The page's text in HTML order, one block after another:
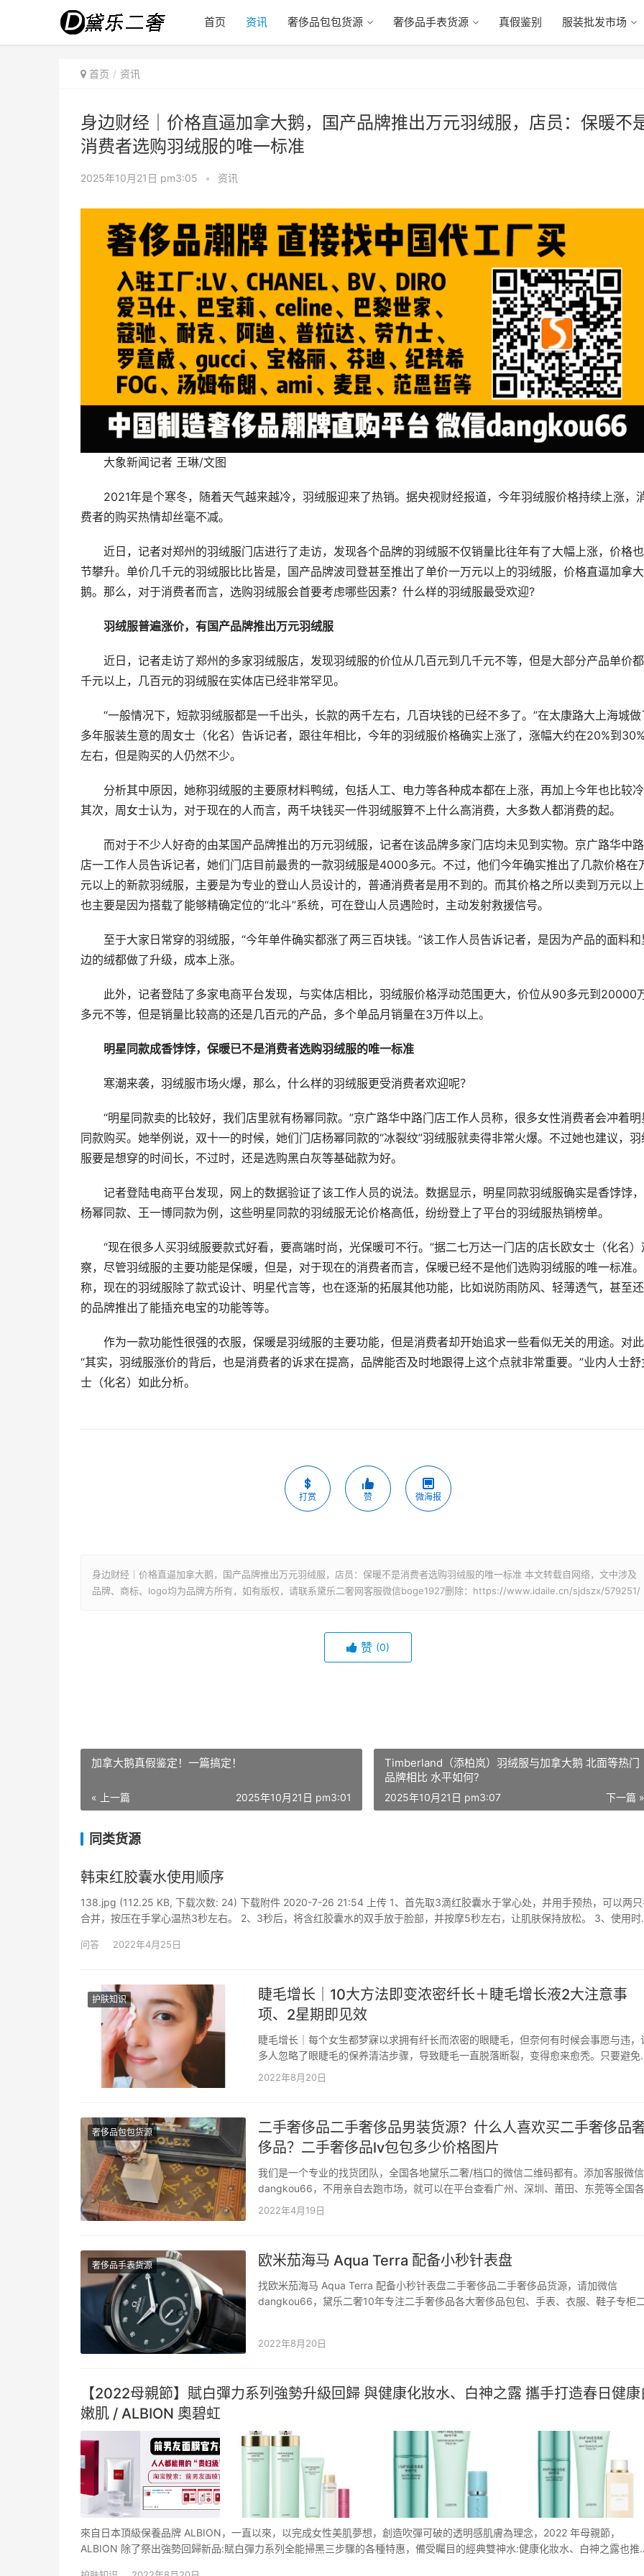
首页 资讯 奢侈品包包货源 奢侈品手表货源 真假鉴别 服装批发市场
首页 资讯
身边财经｜价格直逼加拿大鹅，国产品牌推出万元羽绒服，店员：保暖不
消费者选购羽绒服的唯一标准
2025年10月21日 pm3:05 • 资讯
大象新闻记者 王琳/文图
2021年是个寒冬，随着天气越来越冷，羽绒服迎来了热销。据央视财经报道，今年羽绒服价格持续上涨，
费者的购买热情却丝毫不减。
近日，记者对郑州的羽绒服门店进行了走访，发现各个品牌的羽绒服不仅销量比往年有了大幅上涨，价格
节攀升。单价几千元的羽绒服比比皆是，国产品牌波司登甚至推出了单价一万元以上的羽绒服，价格直逼加拿大
鹅。那么，对于消费者而言，选购羽绒服会首要考虑哪些因素？什么样的羽绒服最受欢迎?
羽绒服普遍涨价，有国产品牌推出万元羽绒服
近日，记者走访了郑州的多家羽绒服店，发现羽绒服的价位从几百元到几千元不等，但是大部分产品单价
千元以上，几百元的羽绒服在实体店已经非常罕见。
“一般情况下，短款羽绒服都是一千出头，长款的两千左右，几百块钱的已经不多了。”在太康路大上海城做
多年服装生意的周女士（化名）告诉记者，跟往年相比，今年的羽绒服价格确实上涨了，涨幅大约在20%到
左右，但是购买的人仍然不少。
分析其中原因，她称羽绒服的主要原材料鸭绒，包括人工、电力等各种成本都在上涨，再加上今年也比较
其次，周女士认为，对于现在的人而言，两千块钱买一件羽绒服算不上什么高消费，大多数人都消费的起。
而对于不少人好奇的由某国产品牌推出的万元羽绒服，记者在该品牌多家门店均未见到实物。京广路华中
店一工作人员告诉记者，她们门店目前最贵的一款羽绒服是4000多元。不过，他们今年确实推出了几款价格在
元以上的新款羽绒服，主要是为专业的登山人员设计的，普通消费者是用不到的。而其价格之所以卖到万元以
也主要是因为搭载了能够精确定位的“北斗”系统，可在登山人员遇险时，主动发射救援信号。
至于大家日常穿的羽绒服，“今年单件确实都涨了两三百块钱。”该工作人员告诉记者，是因为产品的面料和
边的绒都做了升级，成本上涨。
此外，记者登陆了多家电商平台发现，与实体店相比，羽绒服价格浮动范围更大，价位从90多元到20000
多元不等，但是销量比较高的还是几百元的产品，多个单品月销量在3万件以上。
明星同款成香饽饽，保暖已不是消费者选购羽绒服的唯一标准
寒潮来袭，羽绒服市场火爆，那么，什么样的羽绒服更受消费者欢迎呢？
“明星同款卖的比较好，我们店里就有杨幂同款。”京广路华中路门店工作人员称，很多女性消费者会冲着明
同款购买。她举例说，双十一的时候，她们门店杨幂同款的“冰裂纹”羽绒服就卖得非常火爆。不过她也建议，羽
服要是想穿的时间长，不过时，还是选购黑白灰等基础款为好。
记者登陆电商平台发现，网上的数据验证了该工作人员的说法。数据显示，明星同款羽绒服确实是香饽饽
杨幂同款、王一博同款为例，这些明星同款的羽绒服无论价格高低，纷纷登上了平台的羽绒服热销榜单。
“现在很多人买羽绒服要款式好看，要高端时尚，光保暖可不行。”据二七万达一门店的店长欧女士（化名）
察，尽管羽绒服的主要功能是保暖，但是，对于现在的消费者而言，保暖已经不是他们选购羽绒服的唯一标准
称，现在的羽绒服除了款式设计、明星代言等，也在逐渐的拓展其他功能，比如说防雨防风、轻薄透气，甚至
的品牌推出了能插充电宝的功能等等。
作为一款功能性很强的衣服，保暖是羽绒服的主要功能，但是消费者却开始追求一些看似无关的用途。对
“其实，羽绒服涨价的背后，也是消费者的诉求在提高，品牌能否及时地跟得上这个点就非常重要。”业内人士舒
士（化名）如此分析。
打赏 赞 微海报
身边财经｜价格直逼加拿大鹅，国产品牌推出万元羽绒服，店员：保暖不是消费者选购羽绒服的唯一标准 本文转载自网络，文中涉及
品牌、商标、logo均为品牌方所有，如有版权，请联系黛乐二奢网客服微信boge1927删除：https://www.idaile.cn/sjdszx/579251/
赞 (0)
加拿大鹅真假鉴定！一篇搞定！
« 上一篇 2025年10月21日 pm3:01
Timberland（添柏岚）羽绒服与加拿大鹅 北面等热门
品牌相比 水平如何?
下一篇 »
2025年10月21日 pm3:07
同类货源
韩束红胶囊水使用顺序
138.jpg (112.25 KB, 下载次数: 24) 下载附件 2020-7-26 21:54 上传 1、首先取3滴红胶囊水于掌心处，并用手预热，可以两
合并，按压在手掌心温热3秒左右。 2、3秒后，将含红胶囊水的双手放于脸部，并按摩5秒左右，让肌肤保持放松。 3、使用时
问答 2022年4月25日
护肤知识
睫毛增长｜10大方法即变浓密纤长＋睫毛增长液2大注意事
项、2星期即见效
睫毛增长｜每个女生都梦寐以求拥有纤长而浓密的眼睫毛，但奈何有时候会事愿与违，
多人忽略了眼睫毛的保养清洁步骤，导致睫毛一直脱落断裂，变得愈来愈秃。只要避免
常生活中伤害睫毛的NG行为，再加上后天保养，即使不上妆，也能拥有又长又浓密的
2022年8月20日
奢侈品包包货源
二手奢侈品二手奢侈品男装货源？什么人喜欢买二手奢侈品
侈品？二手奢侈品lv包包多少价格图片
我们是一个专业的找货团队，全国各地黛乐二奢/档口的微信二维码都有。添加客服微信
dangkou66，不用亲自去跑市场，就可以在平台查看广州、深圳、莆田、东莞等全国
二手奢侈品包包、鞋子、衣服、手表的黛乐二奢一手货源，直接对接一手货源代发，一
2022年4月19日
奢侈品手表货源 欧米茄海马 Aqua Terra 配备小秒针表盘
找欧米茄海马 Aqua Terra 配备小秒针表盘二手奢侈品二手奢侈品货源，请加微信
dangkou66，黛乐二奢10年专注二手奢侈品各大奢侈品包包、手表、衣服、鞋子专柜
2022年8月20日
【2022母親節】賦白彈力系列強勢升級回歸 與健康化妝水、白神之露 攜手打造春日健康
嫩肌 / ALBION 奧碧虹
來自日本頂級保養品牌 ALBION，一直以來，以完成女性美肌夢想，創造吹彈可破的透明感肌膚為理念，2022 年母親節，
ALBION 除了祭出強勢回歸新品:賦白彈力系列全能掃黑三步驟的各種特惠，備受矚目的經典雙神水:健康化妝水、白神之露也推